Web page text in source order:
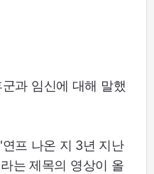
과 임신에 대해 말했
프 나온 지 3년 지난
는 제목의 영상이 올